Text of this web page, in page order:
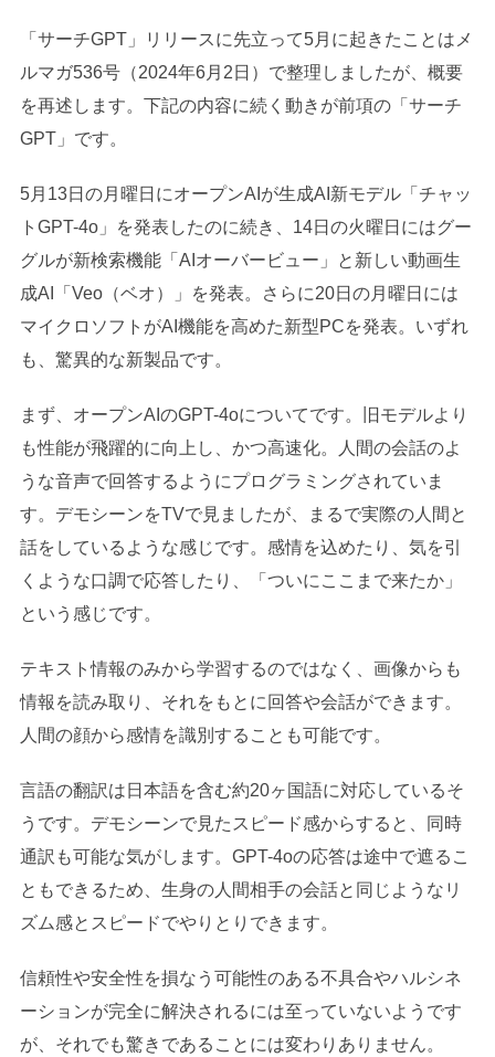
「サーチGPT」リリースに先立って5月に起きたことはメ
ルマガ536号（2024年6月2日）で整理しましたが、概要
を再述します。下記の内容に続く動きが前項の「サーチ
GPT」です。
5月13日の月曜日にオープンAIが生成AI新モデル「チャッ
トGPT-4o」を発表したのに続き、14日の火曜日にはグー
グルが新検索機能「AIオーバービュー」と新しい動画生
成AI「Veo（ベオ）」を発表。さらに20日の月曜日には
マイクロソフトがAI機能を高めた新型PCを発表。いずれ
も、驚異的な新製品です。
まず、オープンAIのGPT-4oについてです。旧モデルより
も性能が飛躍的に向上し、かつ高速化。人間の会話のよ
うな音声で回答するようにプログラミングされていま
す。デモシーンをTVで見ましたが、まるで実際の人間と
話をしているような感じです。感情を込めたり、気を引
くような口調で応答したり、「ついにここまで来たか」
という感じです。
テキスト情報のみから学習するのではなく、画像からも
情報を読み取り、それをもとに回答や会話ができます。
人間の顔から感情を識別することも可能です。
言語の翻訳は日本語を含む約20ヶ国語に対応しているそ
うです。デモシーンで見たスピード感からすると、同時
通訳も可能な気がします。GPT-4oの応答は途中で遮るこ
ともできるため、生身の人間相手の会話と同じようなリ
ズム感とスピードでやりとりできます。
信頼性や安全性を損なう可能性のある不具合やハルシネ
ーションが完全に解決されるには至っていないようです
が、それでも驚きであることには変わりありません。